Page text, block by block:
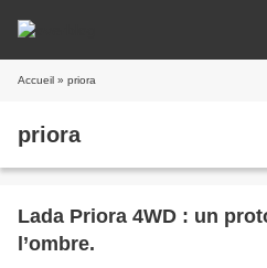
Accueil » priora
priora
Lada Priora 4WD : un
l’ombre.